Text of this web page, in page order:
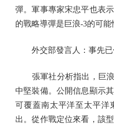
彈。軍事專家宋忠平也表
的戰略導彈是巨浪-3的可能
外交部發言人：事先已
張軍社分析指出，巨浪
中堅裝備。公開信息顯示
可覆蓋南太平洋至太平洋
出。從作戰定位來看，該